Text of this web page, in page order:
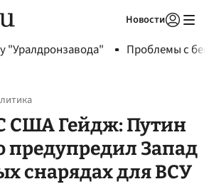
Новости
"Уралдронзавода" Проблемы с
США Гейдж: Путин
предупредил Запад
снарядах для ВСУ